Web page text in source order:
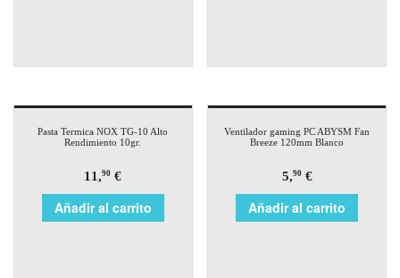
Pasta Termica NOX TG-10 Alto
Rendimiento 10gr.
11,90 €
Añadir al carrito
Ventilador gaming PC ABYSM Fan
Breeze 120mm Blanco
5,90€
Añadir al carrito